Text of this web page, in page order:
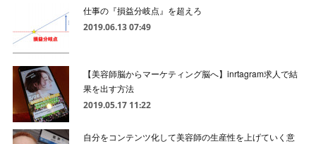
仕事の『損益分岐点』を超えろ
2019.06.13 07:49
【美容師脳からマーケティング脳へ】inrtagram求人で結
果を出す方法
2019.05.17 11:22
自分をコンテンツ化して美容師の生産性を上げていく意